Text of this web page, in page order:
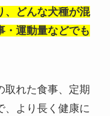
、どんな犬種が混
・運動量などでも
取れた食事、定期
、より長く健康に